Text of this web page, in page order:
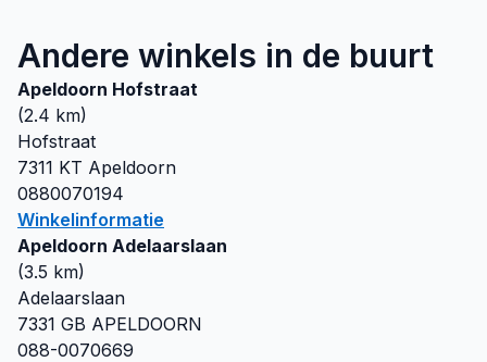
Andere winkels in de buurt
Apeldoorn Hofstraat
(2.4 km)
Hofstraat
7311 KT Apeldoorn
0880070194
Winkelinformatie
Apeldoorn Adelaarslaan
(3.5 km)
Adelaarslaan
7331 GB APELDOORN
088-0070669